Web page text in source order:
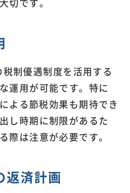
制優遇制度を活用する
運用が可能です。特に
よる節税効果も期待でき
し時期に制限があるた
際は注意が必要です。
返済計画